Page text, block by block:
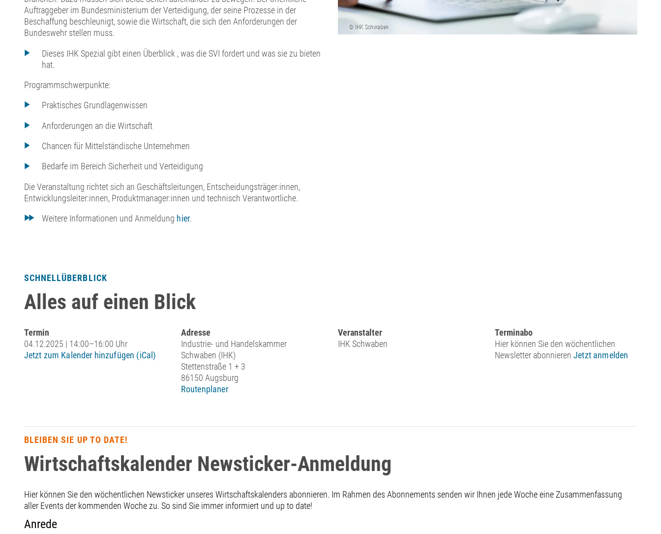
Auftraggeber im Bundesministerium der Verteidigung, der seine Prozesse in der
Beschaffung beschleunigt, sowie die Wirtschaft, die sich den Anforderungen der
Bundeswehr stellen muss.
Dieses IHK Spezial gibt einen Überblick , was die SVI fordert und was sie zu bieten
hat.
Programmschwerpunkte:
Praktisches Grundlagenwissen
Anforderungen an die Wirtschaft
Chancen für Mittelständische Unternehmen
Bedarfe im Bereich Sicherheit und Verteidigung
Die Veranstaltung richtet sich an Geschäftsleitungen, Entscheidungsträger:innen,
Entwicklungsleiter:innen, Produktmanager:innen und technisch Verantwortliche.
Weitere Informationen und Anmeldung hier.
SCHNELLÜBERBLICK
Alles auf einen Blick
Termin
04.12.2025 | 14:00–16:00 Uhr
Jetzt zum Kalender hinzufügen (iCal)
Adresse
Industrie- und Handelskammer
Schwaben (IHK)
Stettenstraße 1 + 3
86150 Augsburg
Routenplaner
Veranstalter
IHK Schwaben
Terminabo
Hier können Sie den wöchentlichen
Newsletter abonnierenJetzt anmelden
BLEIBEN SIE UP TO DATE!
Wirtschaftskalender Newsticker-Anmeldung
Hier können Sie den wöchentlichen Newsticker unseres Wirtschaftskalenders abonnieren. Im Rahmen des Abonnements senden wir Ihnen jede Woche eine Zusammenfassung
aller Events der kommenden Woche zu. So sind Sie immer informiert und up to date!
Anrede